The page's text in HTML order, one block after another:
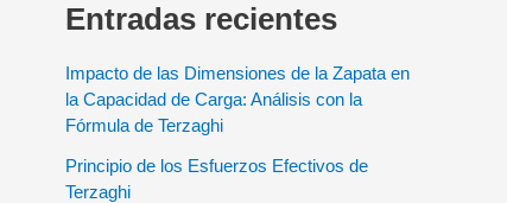
Entradas recientes
Impacto de las Dimensiones de la Zapata en
la Capacidad de Carga: Análisis con la
Fórmula de Terzaghi
Principio de los Esfuerzos Efectivos de
Terzaghi